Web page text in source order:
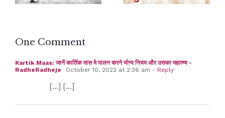
One Comment
Kartik Maas: जानें कार्तिक मास मे पालन करने योग्य नियम और उसका महात्म्य -
RadheRadheje
October 10, 2022 at 2:36 am - Reply
[…] […]